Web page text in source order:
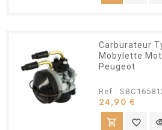
Carburateur
Mobylette
Peugeot
Ref :
24,90 €
shopping_cart favorite_border